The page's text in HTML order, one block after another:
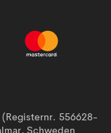
556628-
Schweden